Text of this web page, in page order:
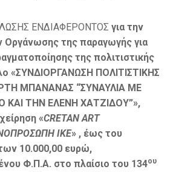
ΕΝΔΙΑΦΕΡΟΝΤΟΣ για την
Οργάνωσης της παραγωγής για
της πολιτιστικής
«ΣΥΝΔΙΟΡΓΑΝΩΣΗ ΠΟΛΙΤΙΣΤΙΚΗΣ
ΜΠΑΝΑΝΑΣ “ΣΥΝΑΥΛΙΑ ΜΕ
ΚΑΙ ΤΗΝ ΕΛΕΝΗ ΧΑΤΖΙΔΟΥ”»,
«CRETAN ART
ΙΚΕ» , έως του
10.000,00 ευρώ,
Φ.Π.Α. στο πλαίσιο του 134ου